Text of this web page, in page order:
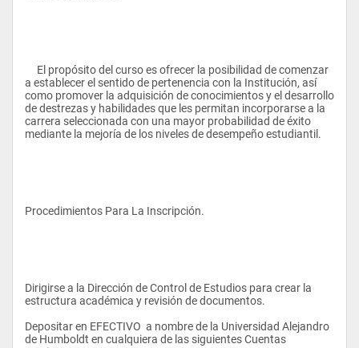
a establecer el sentido de pertenencia con la Institución, así
como promover la adquisición de conocimientos y el desarrollo
de destrezas y habilidades que les permitan incorporarse a la
carrera seleccionada con una mayor probabilidad de éxito
mediante la mejoría de los niveles de desempeño estudiantil.
Procedimientos Para La Inscripción.
Dirigirse a la Dirección de Control de Estudios para crear la
estructura académica y revisión de documentos.
Depositar en EFECTIVO  a nombre de la Universidad Alejandro
de Humboldt en cualquiera de las siguientes Cuentas